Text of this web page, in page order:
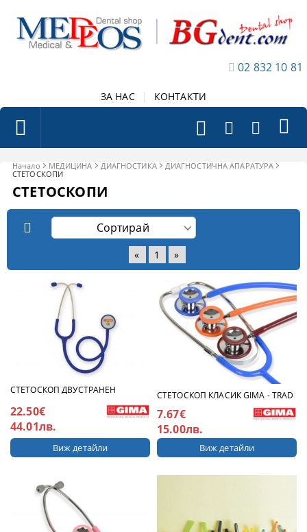
02 832 10 81
ЗА НАС КОНТАКТИ
Начало МЕДИЦИНА ДИАГНОСТИКА
ДИАГНОСТИЧНА АПАРАТУРА
СТЕТОСКОПИ
СТЕТОСКОПИ
« 1 »
СТЕТОСКОП ДВУСТРАНЕН
22.50€
44.01лв.
Виж детайли
СТЕТОСКОП КЛАСИК GIMA - TRAD
7.67€
15.00лв.
Виж детайли